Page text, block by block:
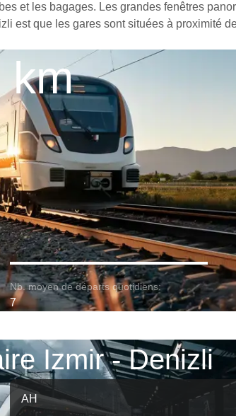
et les bagages. Les grandes fenêtres
est que les gares sont situées à proximité
km
Nb. moyen de départs quotidiens:
7
Izmir - Denizli
AH